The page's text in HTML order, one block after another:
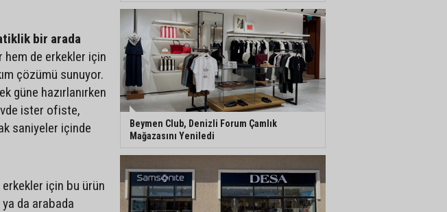
bir arada
hem de erkekler için
çözümü sunuyor.
güne hazırlanırken
ister ofiste,
saniyeler içinde
için bu ürün
da arabada
Beymen Club, Denizli Forum Çamlık
Mağazasını Yeniledi